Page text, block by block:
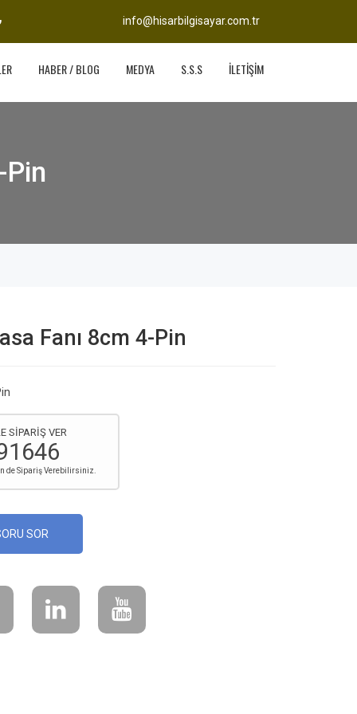
info@hisarbilgisayar.com.tr
HABER / BLOG MEDYA S.S.S İLETİŞİM
Fanı 8cm 4-Pin
SİPARİŞ VER
de Sipariş Verebilirsiniz.
SOR